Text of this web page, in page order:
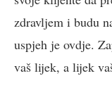
zdravljem i budu
uspjeh je ovdje.
vaš lijek, a lijek